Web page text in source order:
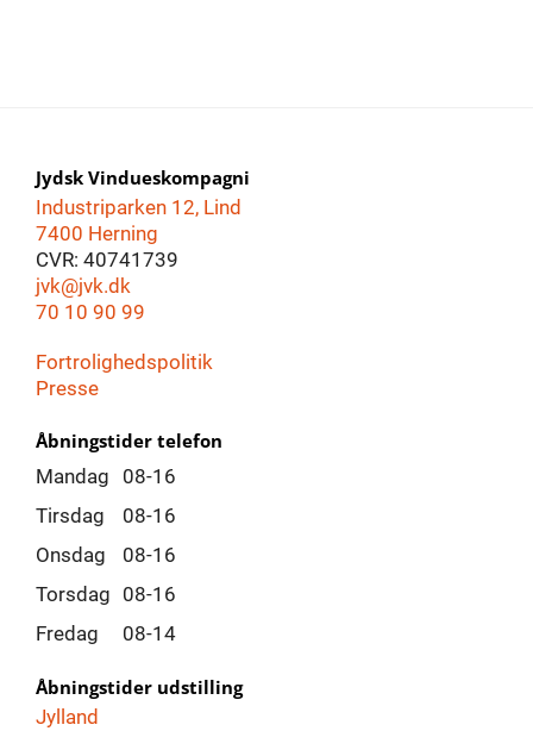
Jydsk Vindueskompagni
Industriparken 12, Lind
7400 Herning
CVR: 40741739
jvk@jvk.dk
70 10 90 99
Fortrolighedspolitik
Presse
Åbningstider telefon
Mandag
08-16
Tirsdag
08-16
Onsdag
08-16
Torsdag 08-16
Fredag
08-14
Åbningstider udstilling
Jylland